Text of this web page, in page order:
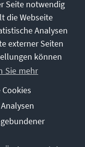
Datenschutz
Seite notwendig
die Webseite
Analysen
externer Seiten
können
Sie mehr